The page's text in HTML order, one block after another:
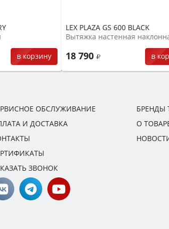
в корзину
LEX PLAZA GS 600 BLACK
Вытяжка настенная
18 790 в
ОБСЛУЖИВАНИЕ
И ДОСТАВКА
ЗВОНОК
БРЕНДЫ
О